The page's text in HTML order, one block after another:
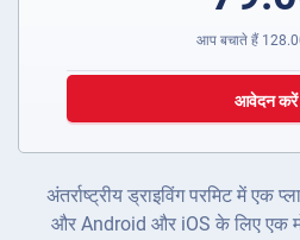
आप बचाते हैं
आवेदन करें
अंतर्राष्ट्रीय ड्राइविंग परमिट में एक
और Android और iOS के लिए एक